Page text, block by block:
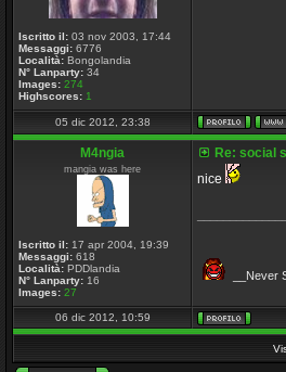
Iscritto il: 03 nov 2003, 17:44
Messaggi: 6776
Località: Bongolandia
N° Lanparty: 34
Images: 274
Highscores: 1
05 dic 2012, 23:38
M4ngia
mangia was here
Iscritto il: 17 apr 2004, 19:39
Messaggi: 618
Località: PDDlandia
N° Lanparty: 16
Images: 27
Re: social
nice
__Never
06 dic 2012, 10:59